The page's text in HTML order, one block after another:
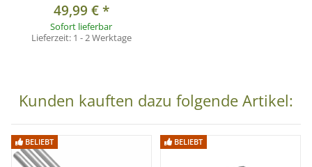
49,99 €*
Sofort lieferbar
Lieferzeit: 1 - 2 Werktage
Kunden kauften dazu folgende Artikel:
BELIEBT BELIEBT